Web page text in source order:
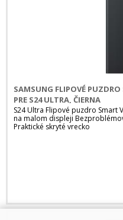
SAMSUNG FLIPOVÉ
PRE S24 ULTRA, ČIERNA
S24 Ultra Flipové puzdro Smart
na malom displeji
Praktické skryté vrecko